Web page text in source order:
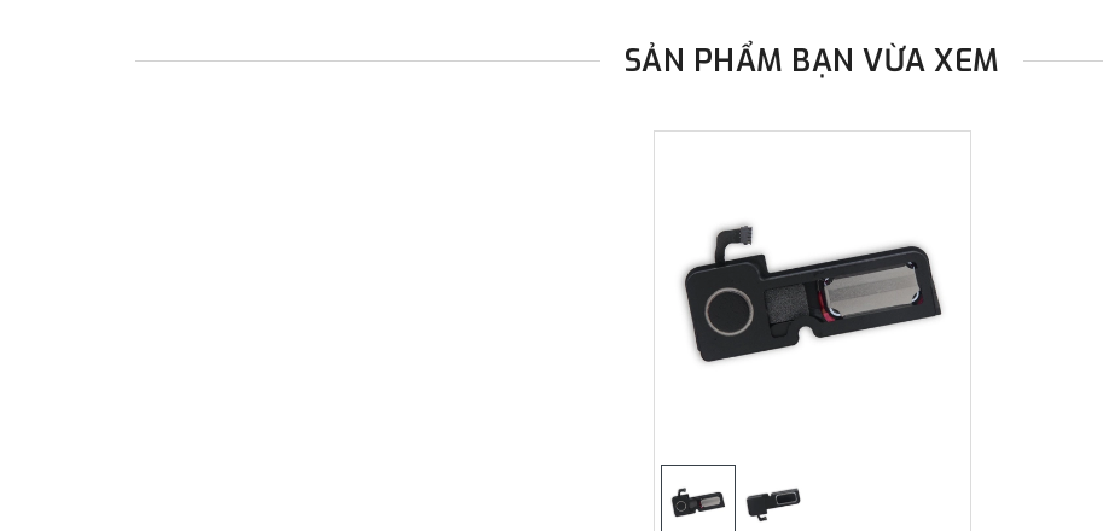
SẢN PHẨM BẠN VỪA XEM